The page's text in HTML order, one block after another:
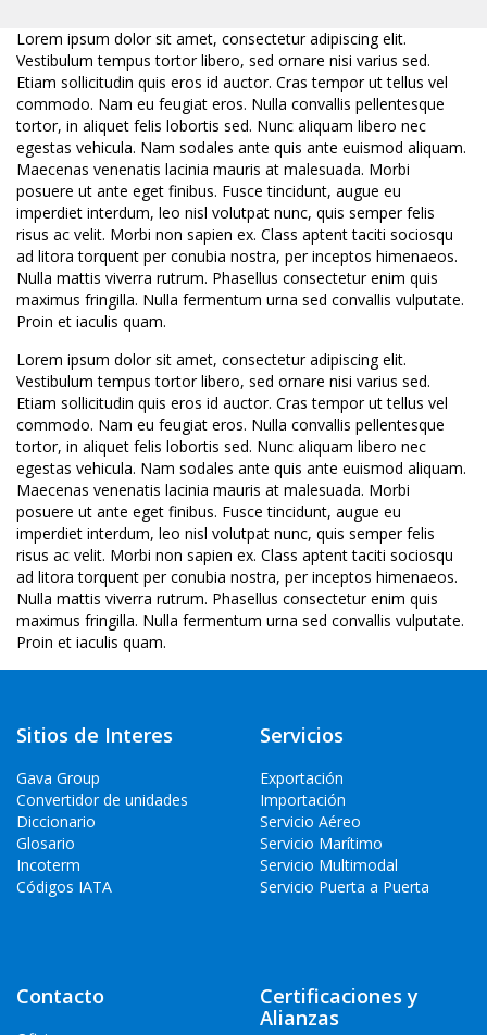
Lorem ipsum dolor sit amet, consectetur adipiscing elit.
Vestibulum tempus tortor libero, sed ornare nisi varius sed.
Etiam sollicitudin quis eros id auctor. Cras tempor ut tellus vel
commodo. Nam eu feugiat eros. Nulla convallis pellentesque
tortor, in aliquet felis lobortis sed. Nunc aliquam libero nec
egestas vehicula. Nam sodales ante quis ante euismod aliquam.
Maecenas venenatis lacinia mauris at malesuada. Morbi
posuere ut ante eget finibus. Fusce tincidunt, augue eu
imperdiet interdum, leo nisl volutpat nunc, quis semper felis
risus ac velit. Morbi non sapien ex. Class aptent taciti sociosqu
ad litora torquent per conubia nostra, per inceptos himenaeos.
Nulla mattis viverra rutrum. Phasellus consectetur enim quis
maximus fringilla. Nulla fermentum urna sed convallis vulputate.
Proin et iaculis quam.
Lorem ipsum dolor sit amet, consectetur adipiscing elit.
Vestibulum tempus tortor libero, sed ornare nisi varius sed.
Etiam sollicitudin quis eros id auctor. Cras tempor ut tellus vel
commodo. Nam eu feugiat eros. Nulla convallis pellentesque
tortor, in aliquet felis lobortis sed. Nunc aliquam libero nec
egestas vehicula. Nam sodales ante quis ante euismod aliquam.
Maecenas venenatis lacinia mauris at malesuada. Morbi
posuere ut ante eget finibus. Fusce tincidunt, augue eu
imperdiet interdum, leo nisl volutpat nunc, quis semper felis
risus ac velit. Morbi non sapien ex. Class aptent taciti sociosqu
ad litora torquent per conubia nostra, per inceptos himenaeos.
Nulla mattis viverra rutrum. Phasellus consectetur enim quis
maximus fringilla. Nulla fermentum urna sed convallis vulputate.
Proin et iaculis quam.
Sitios de Interes
Gava Group
Convertidor de unidades
Diccionario
Glosario
Incoterm
Códigos IATA
Servicios
Exportación
Importación
Servicio Aéreo
Servicio Marítimo
Servicio Multimodal
Servicio Puerta a Puerta
Contacto
Certificaciones y
Alianzas